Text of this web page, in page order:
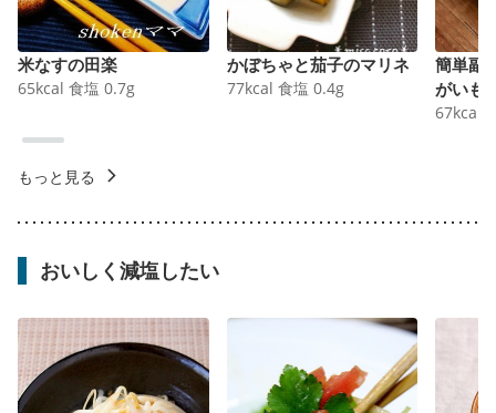
米なすの田楽
65kcal 食塩 0.7g
かぼちゃと茄子のマリネ
77kcal 食塩 0.4g
簡単副
がいも
67kcal
もっと見る
おいしく減塩したい